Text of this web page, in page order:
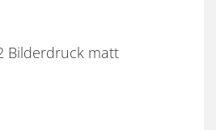
Bilderdruck matt